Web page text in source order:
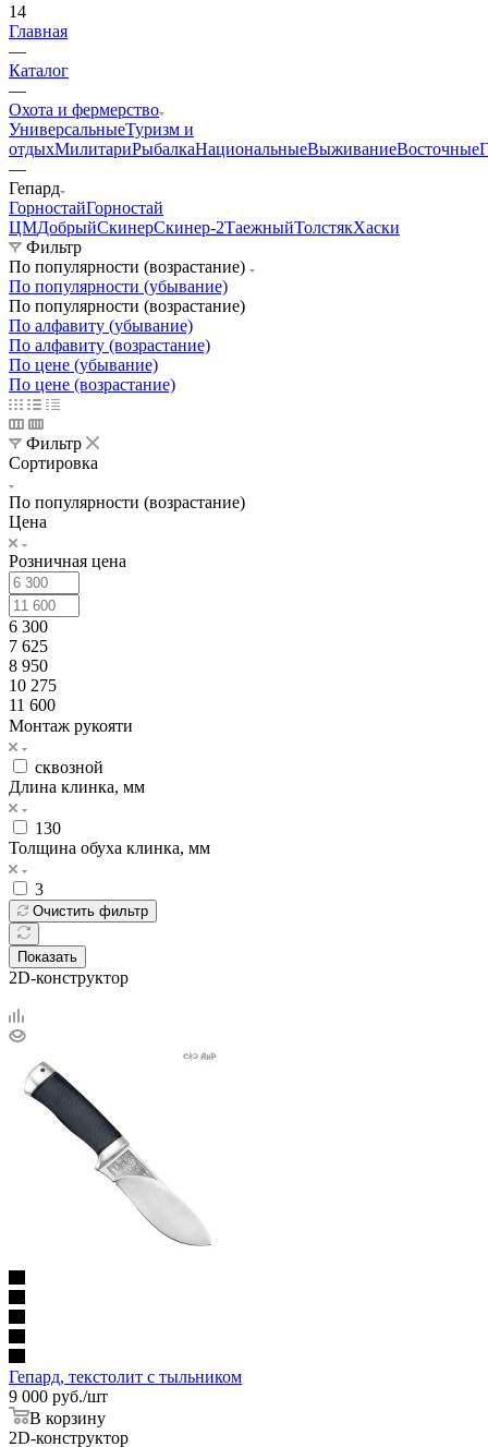
14
Главная
—
Каталог
—
Охота и фермерство
УниверсальныеТуризм и
отдыхМилитариРыбалкаНациональныеВыживаниеВосточные
—
Гепард
ГорностайГорностай
ЦМДобрыйСкинерСкинер-2ТаежныйТолстякХаски
Фильтр
По популярности (возрастание)
По популярности (убывание)
По популярности (возрастание)
По алфавиту (убывание)
По алфавиту (возрастание)
По цене (убывание)
По цене (возрастание)
Фильтр
Сортировка
По популярности (возрастание)
Цена
Розничная цена
6 300
7 625
8 950
10 275
11 600
Монтаж рукояти
сквозной
Длина клинка, мм
130
Толщина обуха клинка, мм
3
Очистить фильтр
Показать
2D-конструктор
Гепард, текстолит с тыльником
9 000 руб./шт
В корзину
2D-конструктор